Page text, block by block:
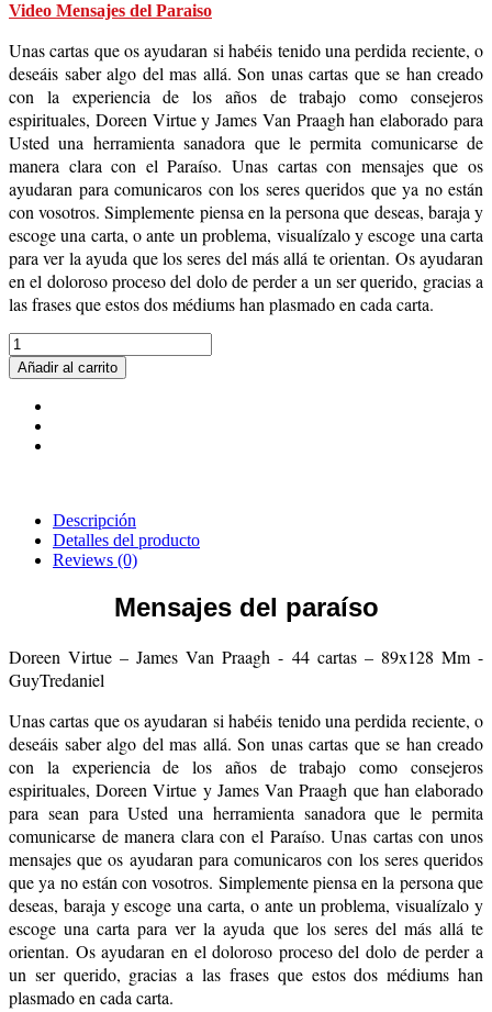
Video Mensajes del Paraiso
Unas cartas que os ayudaran si habéis tenido una perdida reciente, o
deseáis saber algo del mas allá. Son unas cartas que se han creado
con la experiencia de los años de trabajo como consejeros
espirituales, Doreen Virtue y James Van Praagh han elaborado para
Usted una herramienta sanadora que le permita comunicarse de
manera clara con el Paraíso. Unas cartas con mensajes que os
ayudaran para comunicaros con los seres queridos que ya no están
con vosotros. Simplemente piensa en la persona que deseas, baraja y
escoge una carta, o ante un problema, visualízalo y escoge una carta
para ver la ayuda que los seres del más allá te orientan. Os ayudaran
en el doloroso proceso del dolo de perder a un ser querido, gracias a
las frases que estos dos médiums han plasmado en cada carta.
Añadir al carrito
Descripción
Detalles del producto
Reviews (0)
Mensajes del paraíso
Doreen Virtue – James Van Praagh - 44 cartas – 89x128 Mm -
GuyTredaniel
Unas cartas que os ayudaran si habéis tenido una perdida reciente, o
deseáis saber algo del mas allá. Son unas cartas que se han creado
con la experiencia de los años de trabajo como consejeros
espirituales, Doreen Virtue y James Van Praagh que han elaborado
para sean para Usted una herramienta sanadora que le permita
comunicarse de manera clara con el Paraíso. Unas cartas con unos
mensajes que os ayudaran para comunicaros con los seres queridos
que ya no están con vosotros. Simplemente piensa en la persona que
deseas, baraja y escoge una carta, o ante un problema, visualízalo y
escoge una carta para ver la ayuda que los seres del más allá te
orientan. Os ayudaran en el doloroso proceso del dolo de perder a
un ser querido, gracias a las frases que estos dos médiums han
plasmado en cada carta.